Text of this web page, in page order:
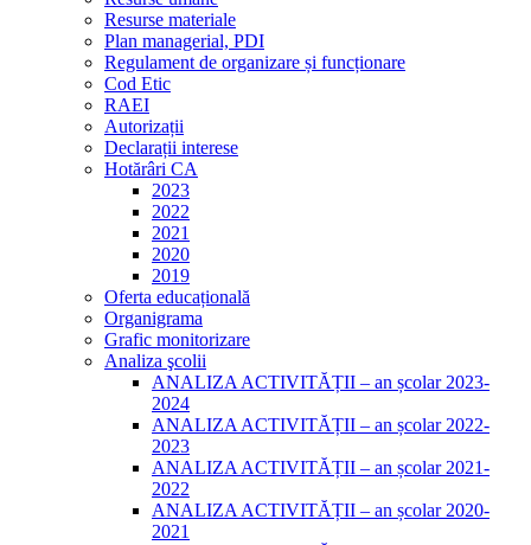
Resurse materiale
Plan managerial, PDI
Regulament de organizare și funcționare
Cod Etic
RAEI
Autorizații
Declarații interese
Hotărâri CA
2023
2022
2021
2020
2019
Oferta educațională
Organigrama
Grafic monitorizare
Analiza şcolii
ANALIZA ACTIVITĂȚII – an școlar 2023-
2024
ANALIZA ACTIVITĂȚII – an școlar 2022-
2023
ANALIZA ACTIVITĂȚII – an școlar 2021-
2022
ANALIZA ACTIVITĂȚII – an școlar 2020-
2021